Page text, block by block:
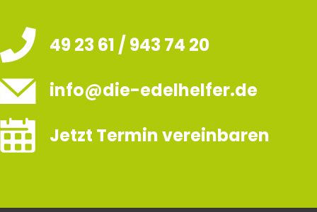
49 23 61 / 943 74 20
info@die-edelhelfer.de
Jetzt Termin vereinbaren